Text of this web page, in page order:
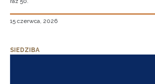
15 czerwca, 2026
SIEDZIBA